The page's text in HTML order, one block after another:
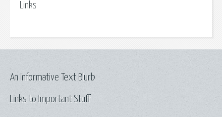
Links
Links to Important Stuff
An Informative Text Blurb